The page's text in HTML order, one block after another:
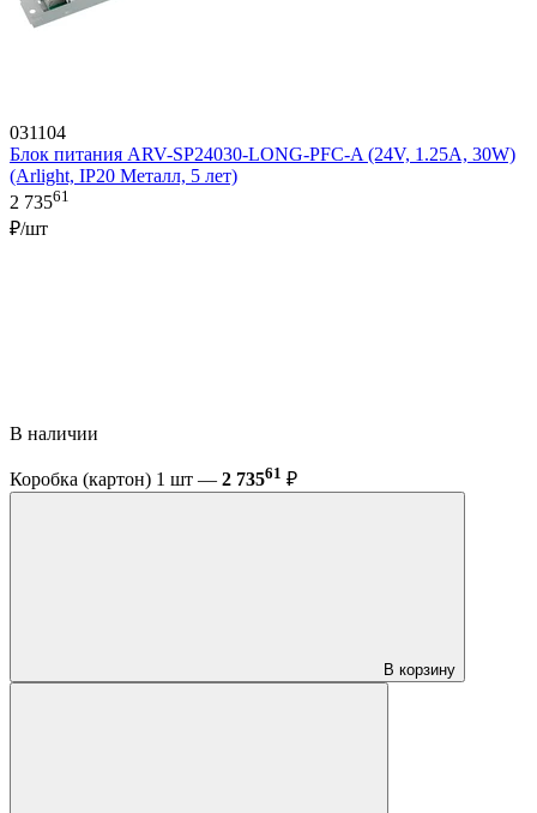
031104
Блок питания ARV-SP24030-LONG-PFC-A (24V, 1.25A, 30W)
(Arlight, IP20 Металл, 5 лет)
2 73561
₽/шт
В наличии
Коробка (картон) 1 шт — 2 73561 ₽
В корзину